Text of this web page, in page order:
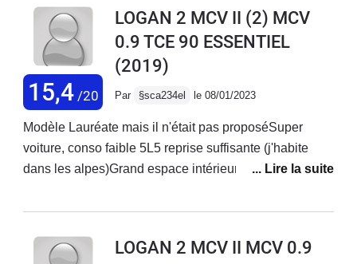
15,4/20
LOGAN 2 MCV II (2) MCV
0.9 TCE 90 ESSENTIEL
(2019)
Par §sca234el le 08/01/2023
Modèle Lauréate mais il n'était pas proposéSuper
voiture, conso faible 5L5 reprise suffisante (j'habite
dans les alpes)Grand espace intérieur, même avec 3
direction précise, même sur la neige elle s'en sort
accoudoir. Design sympa. Plastiques et finitions
LOGAN 2 MCV II MCV 0.9